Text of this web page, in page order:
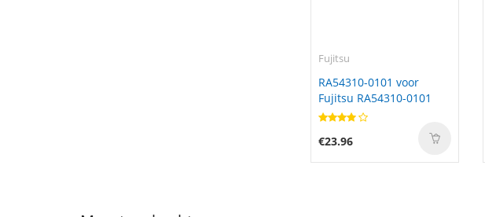
Fujitsu
RA54310-0101 voor
Fujitsu RA54310-0101
€23.96